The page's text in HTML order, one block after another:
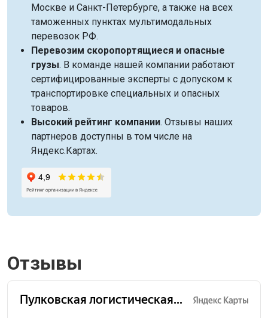
Москве и Санкт-Петербурге, а также на всех
таможенных пунктах мультимодальных
перевозок РФ.
Перевозим скоропортящиеся и опасные
грузы. В команде нашей компании работают
сертифицированные эксперты с допуском к
транспортировке специальных и опасных
товаров.
Высокий рейтинг компании. Отзывы наших
партнеров доступны в том числе на
Яндекс.Картах.
Отзывы